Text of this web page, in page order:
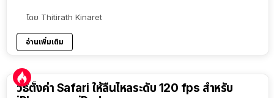
โดย Thitirath Kinaret
อ่านเพิ่มเติม
วิธีตั้งค่า Safari ให้ลื่นไหลระดับ 120 fps สำหรับ